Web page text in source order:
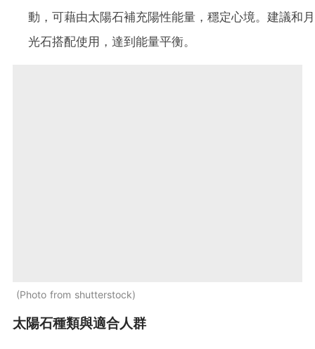
動，可藉由太陽石補充陽性能量，穩定心境。建議和月
光石搭配使用，達到能量平衡。
Photo from shutterstock
太陽石種類與適合人群